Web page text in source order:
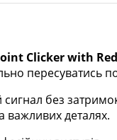
Clicker with
пересуватись
без затримок
важливих деталях.